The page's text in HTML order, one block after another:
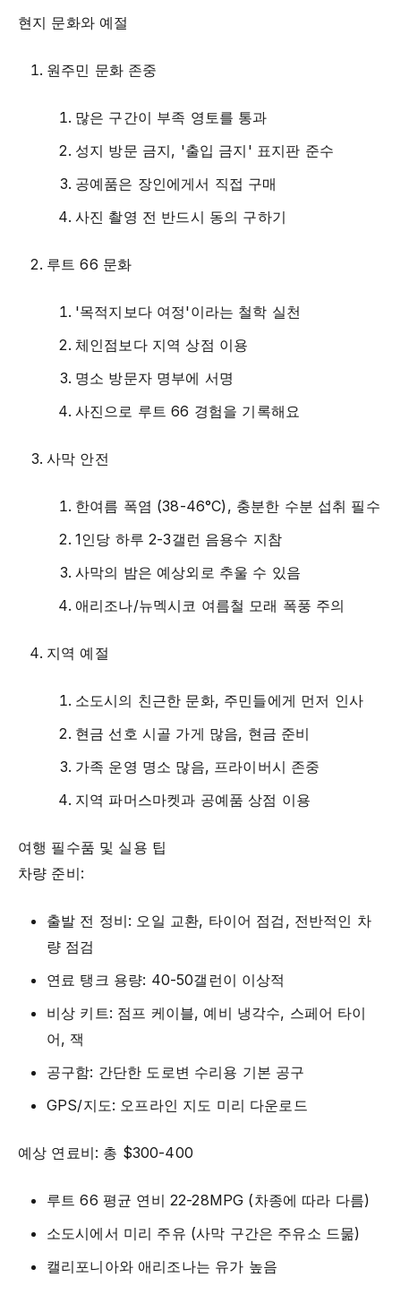
현지 문화와 예절
원주민 문화 존중
많은 구간이 부족 영토를 통과
성지 방문 금지, '출입 금지' 표지판 준수
공예품은 장인에게서 직접 구매
사진 촬영 전 반드시 동의 구하기
루트 66 문화
'목적지보다 여정'이라는 철학 실천
체인점보다 지역 상점 이용
명소 방문자 명부에 서명
사진으로 루트 66 경험을 기록해요
사막 안전
한여름 폭염 (38-46°C), 충분한 수분 섭취 필수
1인당 하루 2-3갤런 음용수 지참
사막의 밤은 예상외로 추울 수 있음
애리조나/뉴멕시코 여름철 모래 폭풍 주의
지역 예절
소도시의 친근한 문화, 주민들에게 먼저 인사
현금 선호 시골 가게 많음, 현금 준비
가족 운영 명소 많음, 프라이버시 존중
지역 파머스마켓과 공예품 상점 이용
여행 필수품 및 실용 팁
차량 준비:
출발 전 정비: 오일 교환, 타이어 점검, 전반적인 차
량 점검
연료 탱크 용량: 40-50갤런이 이상적
비상 키트: 점프 케이블, 예비 냉각수, 스페어 타이
어, 잭
공구함: 간단한 도로변 수리용 기본 공구
GPS/지도: 오프라인 지도 미리 다운로드
예상 연료비: 총 $300-400
루트 66 평균 연비 22-28MPG (차종에 따라 다름)
소도시에서 미리 주유 (사막 구간은 주유소 드묾)
캘리포니아와 애리조나는 유가 높음